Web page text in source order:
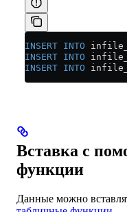
INSERT INTO
INSERT INTO
INSERT INTO
Вставка с
функции
Данные можно